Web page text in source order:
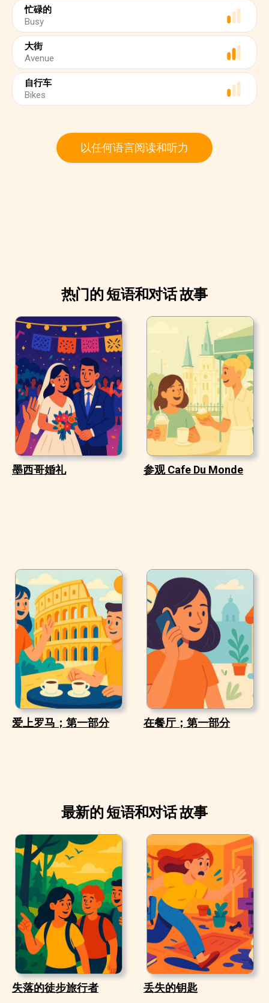
忙碌的
Busy
大街
Avenue
自行车
Bikes
以任何语言阅读和听力
热门的 短语和对话 故事
墨西哥婚礼 参观 Cafe Du Monde
爱上罗马；第一部分 在餐厅；第一部分
最新的 短语和对话 故事
失落的徒步旅行者 丢失的钥匙